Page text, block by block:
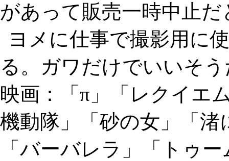
があって販売一時中止
ヨメに仕事で撮影用に
る。ガワだけでいいそ
映画：「π」「レクイエ
機動隊」「砂の女」「
「バーバレラ」「トゥ